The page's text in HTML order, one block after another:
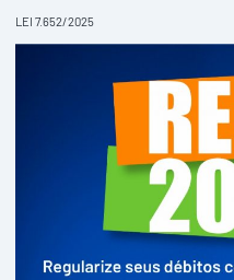
LEI 7.652/2025